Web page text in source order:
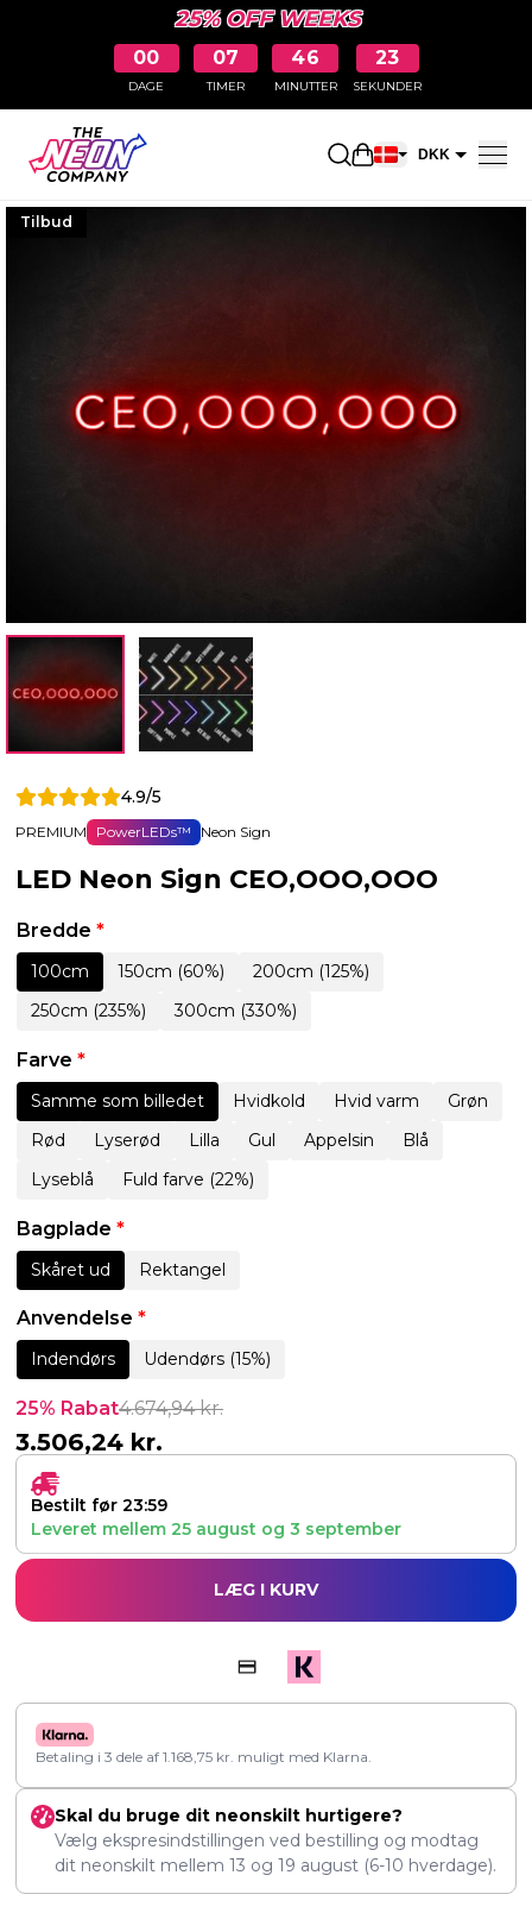
25% OFF WEEKS
00
DAGE
07
TIMER
46
MINUTTER
22
SEKUNDER
Åbn DKK
Tilbud
4.9/5
PREMIUM PowerLEDs™ Neon Sign
LED Neon Sign CEO,OOO,OOO
Bredde *
100cm 150cm (60%)
200cm (125%)
250cm (235%)
300cm (330%)
Farve *
Samme som billedet Hvidkold Hvid varm
Grøn
Rød
Lyserød Lilla Gul Appelsin
Blå
Lyseblå
Fuld farve (22%)
Bagplade *
Skåret ud Rektangel
Anvendelse *
Indendørs Udendørs (15%)
25% Rabat4.674,94kr.
3.506,24 kr.
Bestilt før 23:59
Leveret mellem 25 august og 3 september
LÆG I KURV
Betaling i 3 dele af 1.168,75 kr. muligt med Klarna.
Skal du bruge dit neonskilt hurtigere?
Vælg ekspresindstillingen ved bestilling og modtag
dit neonskilt mellem 13 og 19 august (6-10 hverdage).